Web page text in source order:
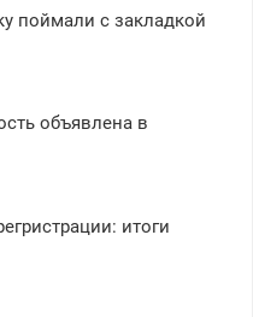
поймали с закладкой
объявлена в
итоги